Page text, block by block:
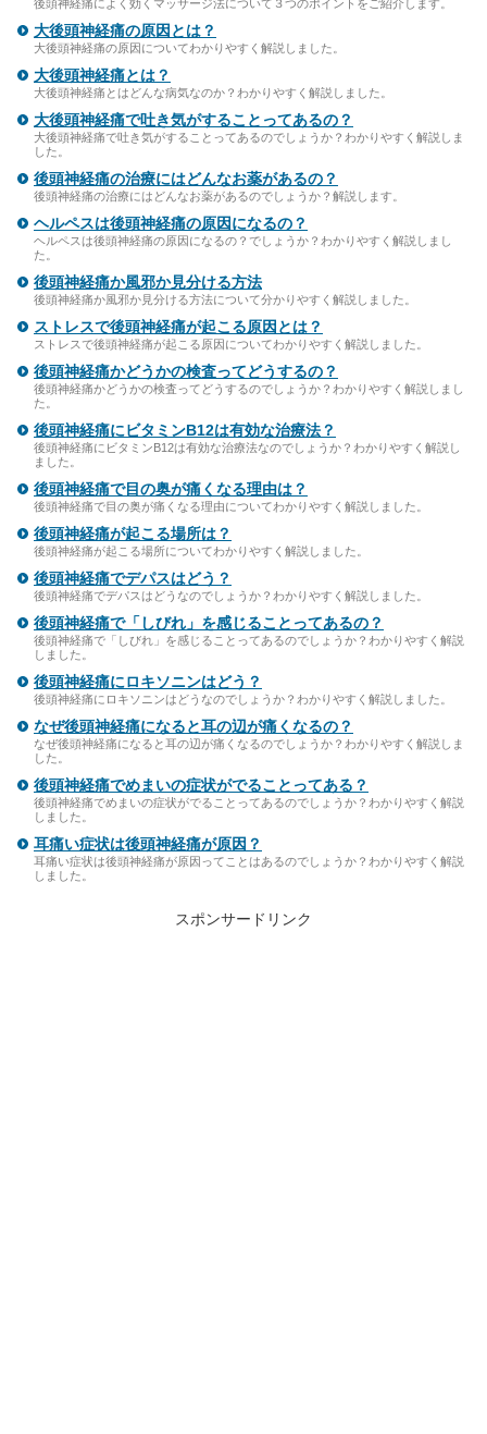
後頭神経痛によく効くマッサージ法について３つのポイントをご紹介します。
大後頭神経痛の原因とは？
大後頭神経痛の原因についてわかりやすく解説しました。
大後頭神経痛とは？
大後頭神経痛とはどんな病気なのか？わかりやすく解説しました。
大後頭神経痛で吐き気がすることってあるの？
大後頭神経痛で吐き気がすることってあるのでしょうか？わかりやすく解説しま
した。
後頭神経痛の治療にはどんなお薬があるの？
後頭神経痛の治療にはどんなお薬があるのでしょうか？解説します。
ヘルペスは後頭神経痛の原因になるの？
ヘルペスは後頭神経痛の原因になるの？でしょうか？わかりやすく解説しまし
た。
後頭神経痛か風邪か見分ける方法
後頭神経痛か風邪か見分ける方法について分かりやすく解説しました。
ストレスで後頭神経痛が起こる原因とは？
ストレスで後頭神経痛が起こる原因についてわかりやすく解説しました。
後頭神経痛かどうかの検査ってどうするの？
後頭神経痛かどうかの検査ってどうするのでしょうか？わかりやすく解説しまし
た。
後頭神経痛にビタミンB12は有効な治療法？
後頭神経痛にビタミンB12は有効な治療法なのでしょうか？わかりやすく解説し
ました。
後頭神経痛で目の奥が痛くなる理由は？
後頭神経痛で目の奥が痛くなる理由についてわかりやすく解説しました。
後頭神経痛が起こる場所は？
後頭神経痛が起こる場所についてわかりやすく解説しました。
後頭神経痛でデパスはどう？
後頭神経痛でデパスはどうなのでしょうか？わかりやすく解説しました。
後頭神経痛で「しびれ」を感じることってあるの？
後頭神経痛で「しびれ」を感じることってあるのでしょうか？わかりやすく解説
しました。
後頭神経痛にロキソニンはどう？
後頭神経痛にロキソニンはどうなのでしょうか？わかりやすく解説しました。
なぜ後頭神経痛になると耳の辺が痛くなるの？
なぜ後頭神経痛になると耳の辺が痛くなるのでしょうか？わかりやすく解説しま
した。
後頭神経痛でめまいの症状がでることってある？
後頭神経痛でめまいの症状がでることってあるのでしょうか？わかりやすく解説
しました。
耳痛い症状は後頭神経痛が原因？
耳痛い症状は後頭神経痛が原因ってことはあるのでしょうか？わかりやすく解説
しました。
スポンサードリンク